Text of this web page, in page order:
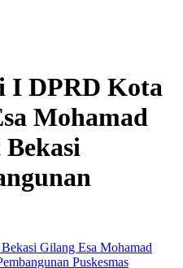
I DPRD Kota
Mohamad